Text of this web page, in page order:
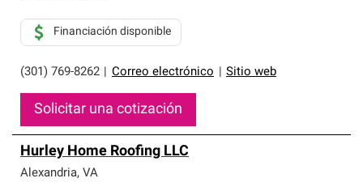
(301) 769-8262 Correo electrónico Sitio web
Financiación disponible
Solicitar una cotización
Hurley Home Roofing LLC
Alexandria, VA